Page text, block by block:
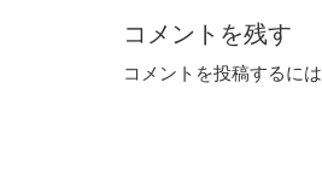
コメントを残す
コメントを投稿するには